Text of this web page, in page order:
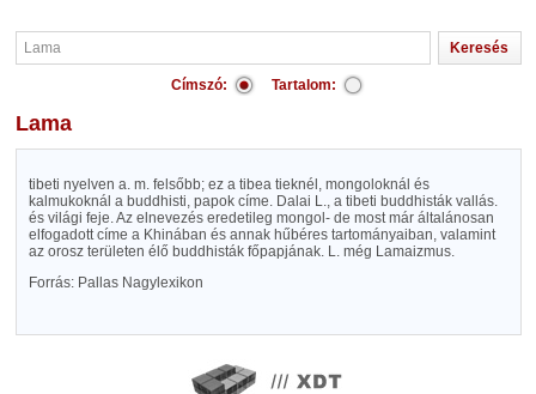
Címszó: Tartalom:
Lama
tibeti nyelven a. m. felsőbb; ez a tibea tieknél, mongoloknál és
kalmukoknál a buddhisti, papok címe. Dalai L., a tibeti buddhisták vallás.
és világi feje. Az elnevezés eredetileg mongol- de most már általánosan
elfogadott címe a Khinában és annak hűbéres tartományaiban, valamint
az orosz területen élő buddhisták főpapjának. L. még Lamaizmus.
Forrás: Pallas Nagylexikon